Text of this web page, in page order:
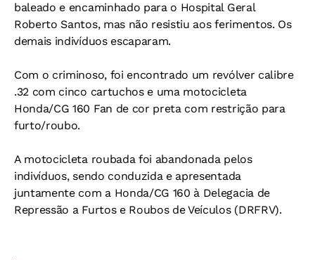
baleado e encaminhado para o Hospital Geral
Roberto Santos, mas não resistiu aos ferimentos. Os
demais indivíduos escaparam.
Com o criminoso, foi encontrado um revólver calibre
.32 com cinco cartuchos e uma motocicleta
Honda/CG 160 Fan de cor preta com restrição para
furto/roubo.
A motocicleta roubada foi abandonada pelos
indivíduos, sendo conduzida e apresentada
juntamente com a Honda/CG 160 à Delegacia de
Repressão a Furtos e Roubos de Veículos (DRFRV).